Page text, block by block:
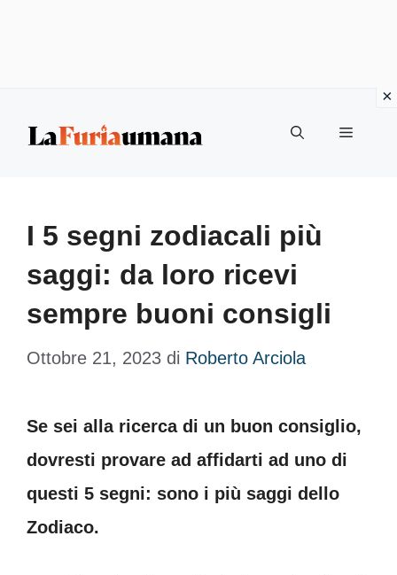
Menu
I 5 segni zodiacali più
saggi: da loro ricevi
sempre buoni consigli
Ottobre 21, 2023 di Roberto Arciola
Se sei alla ricerca di un buon consiglio,
dovresti provare ad affidarti ad uno di
questi 5 segni: sono i più saggi dello
Zodiaco.